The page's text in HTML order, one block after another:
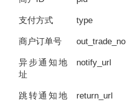
支付方式 type
商户订单号 out_trade_no
异步通知地
址
notify_url
跳转通知地
return_url